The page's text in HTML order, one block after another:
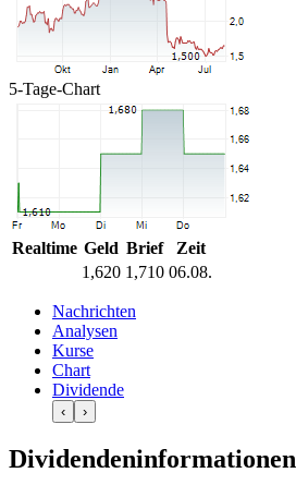
5-Tage-Chart
Realtime Geld Brief
Zeit
1,620 1,710 06.08.
Nachrichten
Analysen
Kurse
Chart
Dividende
‹ ›
Dividendeninformationen